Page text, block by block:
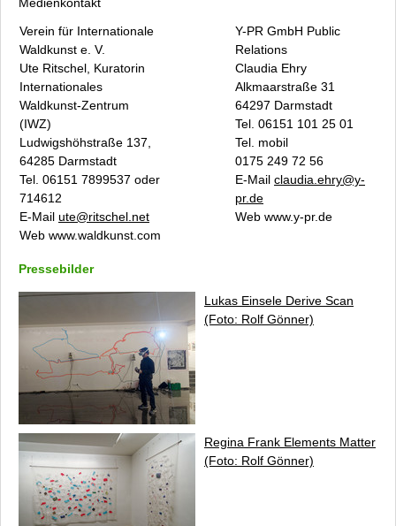
Verein für Internationale
Waldkunst e. V.
Ute Ritschel, Kuratorin
Internationales
Waldkunst-Zentrum
(IWZ)
Ludwigshöhstraße 137,
64285 Darmstadt
Tel. 06151 7899537 oder
714612
E-Mail ute@ritschel.net
Web www.waldkunst.com
Y-PR GmbH Public
Relations
Claudia Ehry
Alkmaarstraße 31
64297 Darmstadt
Tel. 06151 101 25 01
Tel. mobil
0175 249 72 56
E-Mail claudia.ehry@y-
pr.de
Web www.y-pr.de
Pressebilder
Lukas Einsele Derive Scan
(Foto: Rolf Gönner)
Regina Frank Elements Matter
(Foto: Rolf Gönner)